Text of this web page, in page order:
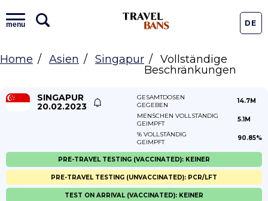
menu DE
Home Asien Singapur
Vollständige
Beschränkungen
SINGAPUR
20.02.2023
GESAMTDOSEN
GEGEBEN
14.7M
MENSCHEN VOLLSTÄNDIG
GEIMPFT
5.1M
% VOLLSTÄNDIG
GEIMPFT
90.85%
PRE-TRAVEL TESTING (VACCINATED): KEINER
PRE-TRAVEL TESTING (UNVACCINATED): PCR/LFT
TEST ON ARRIVAL (VACCINATED): KEINER